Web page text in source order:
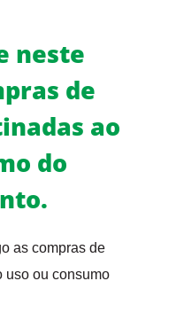
neste
de
ao
do
as compras de
uso ou consumo